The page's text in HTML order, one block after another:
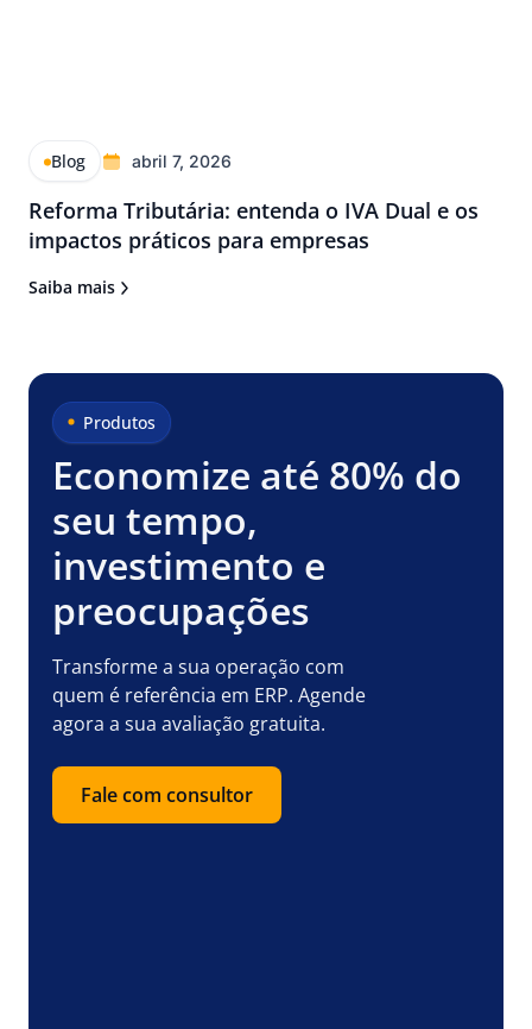
Blog abril 7, 2026
Reforma Tributária: entenda o IVA Dual e os
impactos práticos para empresas
Saiba mais
Produtos
Economize até 80% do
seu tempo,
investimento e
preocupações
Transforme a sua operação com
quem é referência em ERP. Agende
agora a sua avaliação gratuita.
Fale com consultor